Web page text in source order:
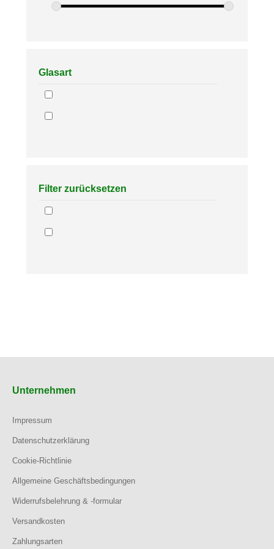
Glasart
Filter zurücksetzen
Unternehmen
Impressum
Datenschutzerklärung
Cookie-Richtlinie
Allgemeine Geschäftsbedingungen
Widerrufsbelehrung & -formular
Versandkosten
Zahlungsarten